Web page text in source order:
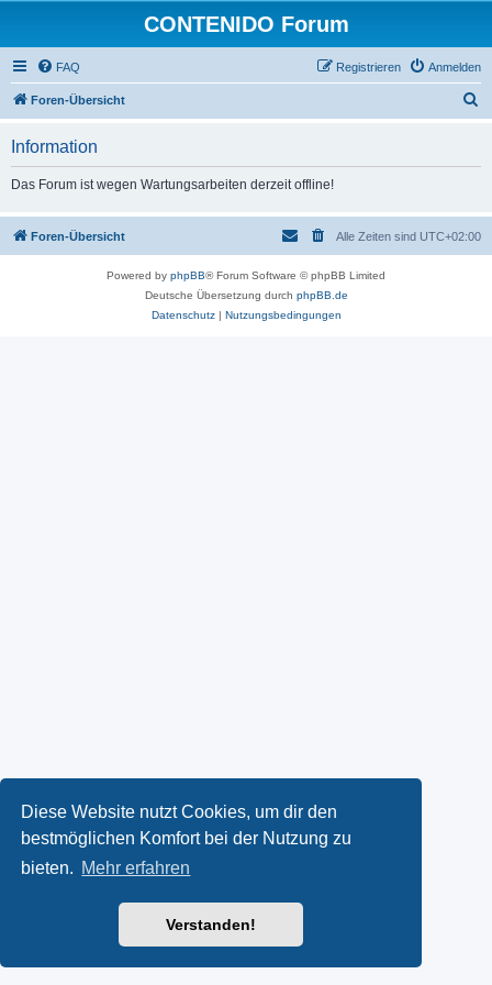
Diese Website nutzt Cookies, um dir den
bestmöglichen Komfort bei der Nutzung zu
bieten. Mehr erfahren
Verstanden!
CONTENIDO Forum
FAQ Anmelden
Registrieren
Foren-Übersicht
Information
Das Forum ist wegen Wartungsarbeiten derzeit offline!
Foren-Übersicht Alle Zeiten sind UTC+02:00
Powered by phpBB® Forum Software © phpBB Limited
Deutsche Übersetzung durch phpBB.de
Datenschutz| Nutzungsbedingungen